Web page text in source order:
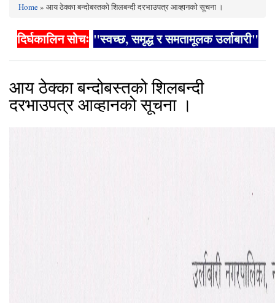
Home» आय ठेक्का बन्दोबस्तको शिलबन्दी दरभाउपत्र आव्हानको सूचना ।
दिर्घकालिन सोचः "स्वच्छ, समृद्ध र समतामूलक उर्लाबारी"
आय ठेक्का बन्दोबस्तको शिलबन्दी
दरभाउपत्र आव्हानको सूचना ।